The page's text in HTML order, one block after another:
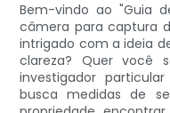
Bem-vindo ao "Guia
câmera para captura
intrigado com a ideia
clareza? Quer você
investigador
busca medidas de